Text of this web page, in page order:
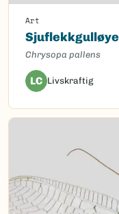
Art
Sjuflekkgulløye
Chrysopa pallens
LC Livskraftig